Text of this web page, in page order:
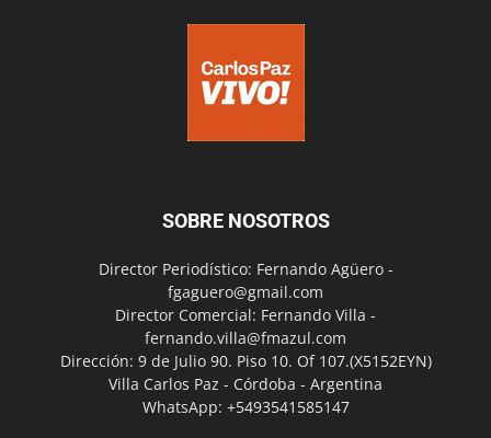
SOBRE NOSOTROS
Director Periodístico: Fernando Agüero -
fgaguero@gmail.com
Director Comercial: Fernando Villa -
fernando.villa@fmazul.com
Dirección: 9 de Julio 90. Piso 10. Of 107.(X5152EYN)
Villa Carlos Paz - Córdoba - Argentina
WhatsApp: +5493541585147